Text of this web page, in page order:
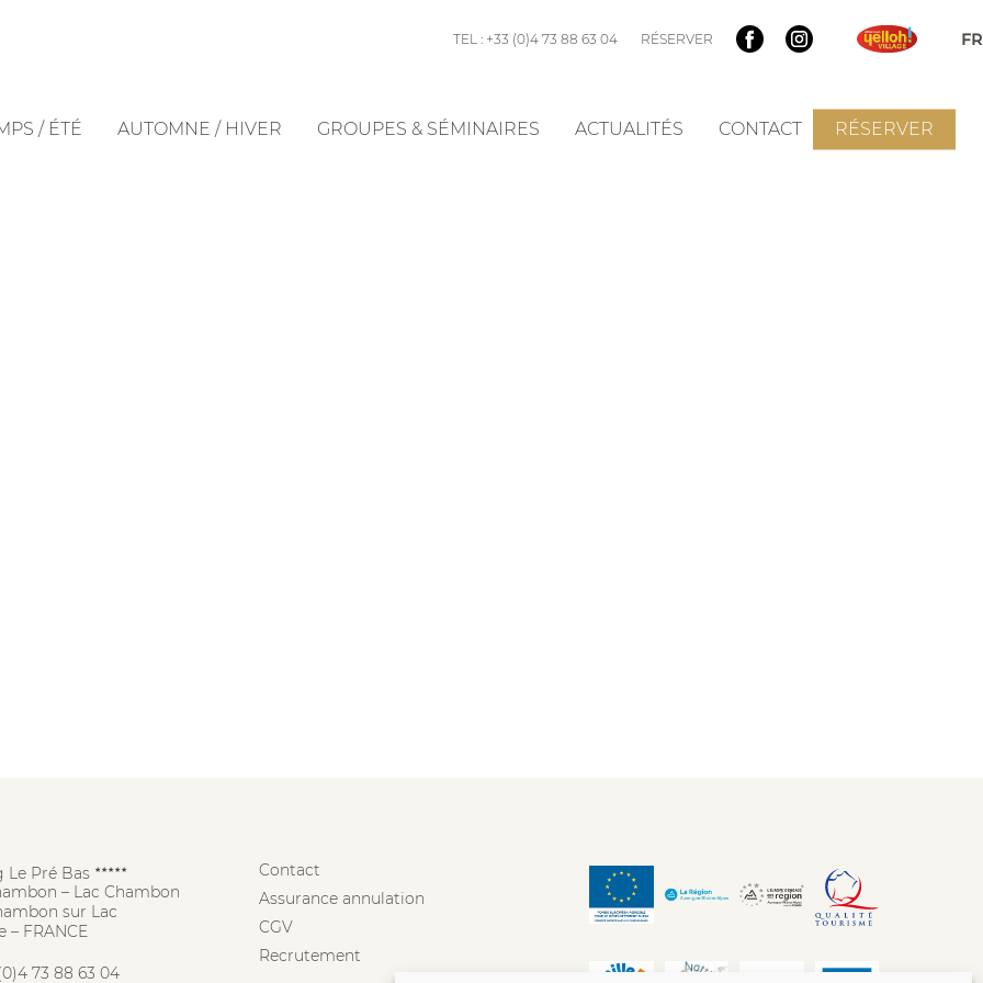
TEL : +33 (0)4 73 88 63 04 RÉSERVER
/ ÉTÉ AUTOMNE / HIVER GROUPES & SÉMINAIRES ACTUALITÉS CONTACT RÉSERVER
Le Pré Bas ★★★★★
– Lac Chambon
sur Lac
– FRANCE
73 88 63 04
Contact
Assurance annulation
CGV
Recrutement